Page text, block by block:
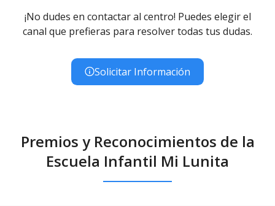
¡No dudes en contactar al centro! Puedes elegir el
canal que prefieras para resolver todas tus dudas.
Solicitar Información
Premios y Reconocimientos de la
Escuela Infantil Mi Lunita